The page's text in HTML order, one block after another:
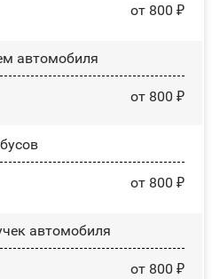
от 800 ₽
автомобиля
от 800 ₽
от 800 ₽
автомобиля
от 800 ₽